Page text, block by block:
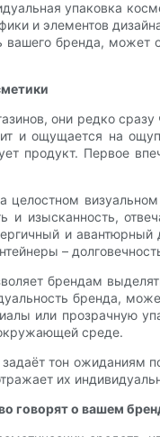
упаковка
и элементов
вашего бренда, может
они редко
и ощущается на
продукт. Первое
целостном
изысканность,
и
–
брендам
бренда,
или прозрачную
среде.
тон
их
говорят о вашем